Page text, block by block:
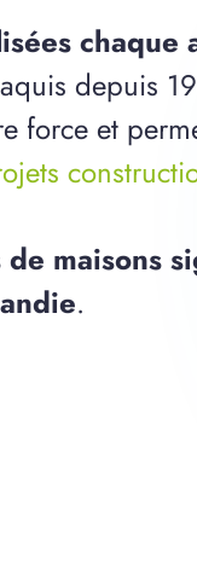
chaque
depuis
force et
maisons
.